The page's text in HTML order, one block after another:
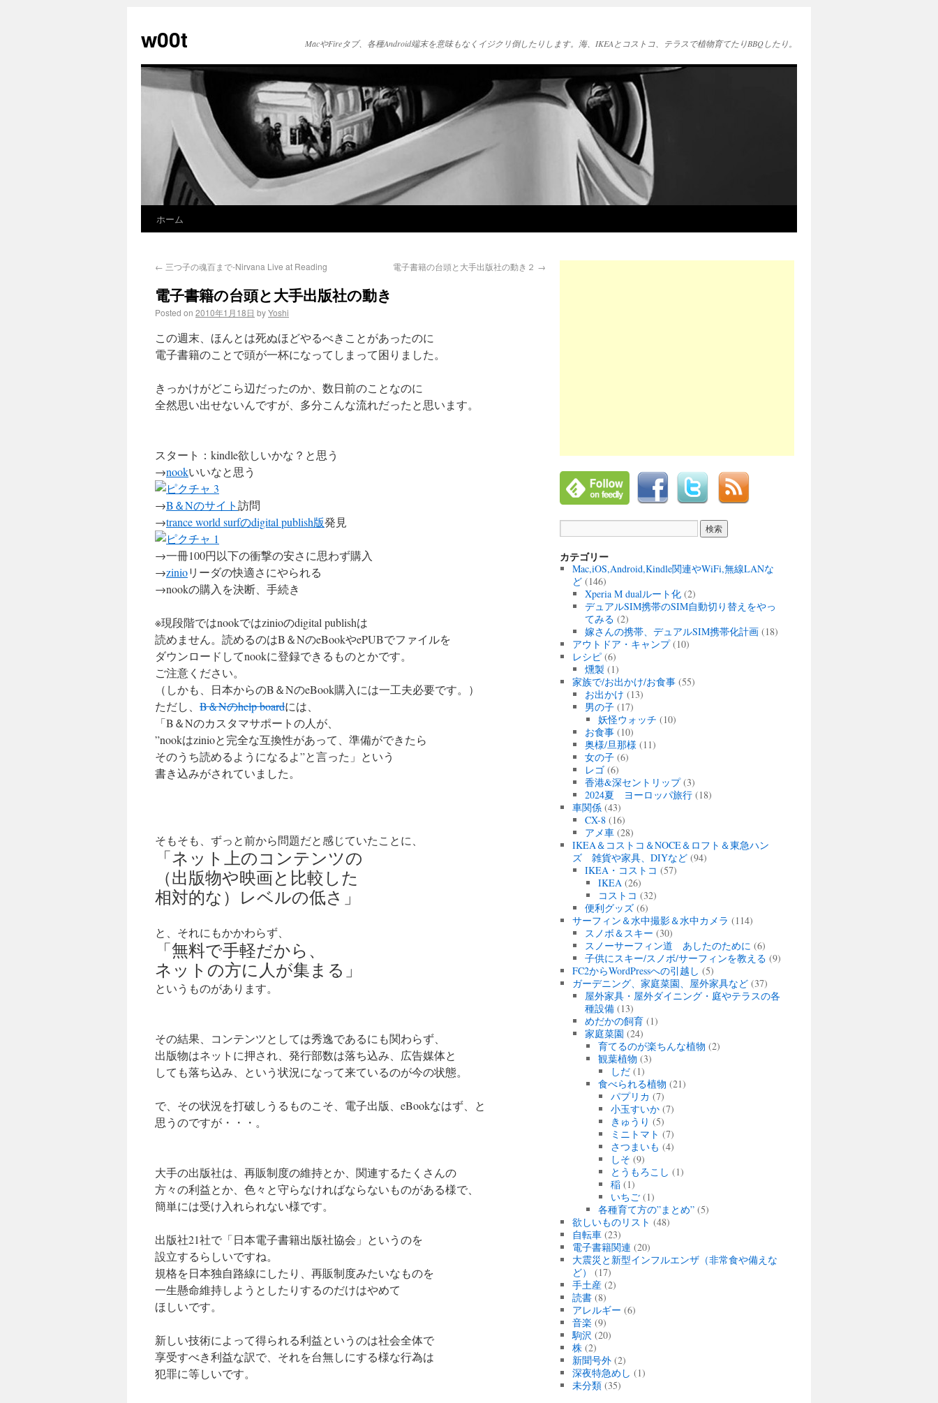
w00t MacやFireタブ、各種Android端末を意味もなくイジクリ倒したりします。海、IKEAとコストコ、テラスで植物育てたりBBQしたり。
ホーム
← 三つ子の魂百まで-Nirvana Live at Reading 電子書籍の台頭と大手出版社の動き２ →
電子書籍の台頭と大手出版社の動き
Posted on 2010年1月18日 byYoshi
この週末、ほんとは死ぬほどやるべきことがあったのに
電子書籍のことで頭が一杯になってしまって困りました。
きっかけがどこら辺だったのか、数日前のことなのに
全然思い出せないんですが、多分こんな流れだったと思います。
スタート：kindle欲しいかな？と思う
→nookいいなと思う
→B＆Nのサイト訪問
→trance world surfのdigital publish版発見
→一冊100円以下の衝撃の安さに思わず購入
→zinioリーダの快適さにやられる
→nookの購入を決断、手続き
※現段階ではnookではzinioのdigital publishは
読めません。読めるのはB＆NのeBookやePUBでファイルを
ダウンロードしてnookに登録できるものとかです。
ご注意ください。
（しかも、日本からのB＆NのeBook購入には一工夫必要です。）
ただし、 B＆Nのhelp boardには、
「B＆Nのカスタマサポートの人が、
”nookはzinioと完全な互換性があって、準備ができたら
そのうち読めるようになるよ”と言った」という
書き込みがされていました。
そもそも、ずっと前から問題だと感じていたことに、
「ネット上のコンテンツの
（出版物や映画と比較した
相対的な）レベルの低さ」
と、それにもかかわらず、
「無料で手軽だから、
ネットの方に人が集まる」
というものがあります。
その結果、コンテンツとしては秀逸であるにも関わらず、
出版物はネットに押され、発行部数は落ち込み、広告媒体と
しても落ち込み、という状況になって来ているのが今の状態。
で、その状況を打破しうるものこそ、電子出版、eBookなはず、と
思うのですが・・・。
大手の出版社は、再販制度の維持とか、関連するたくさんの
方々の利益とか、色々と守らなければならないものがある様で、
簡単には受け入れられない様です。
出版社21社で「日本電子書籍出版社協会」というのを
設立するらしいですね。
規格を日本独自路線にしたり、再販制度みたいなものを
一生懸命維持しようとしたりするのだけはやめて
ほしいです。
新しい技術によって得られる利益というのは社会全体で
享受すべき利益な訳で、それを台無しにする様な行為は
犯罪に等しいです。
カテゴリー
Mac,iOS,Android,Kindle関連やWiFi,無線LANな
ど (146)
Xperia M dualルート化 (2)
デュアルSIM携帯のSIM自動切り替えをやっ
てみる (2)
嫁さんの携帯、デュアルSIM携帯化計画 (18)
アウトドア・キャンプ(10)
レシピ (6)
燻製 (1)
家族で/お出かけ/お食事 (55)
お出かけ (13)
男の子 (17)
妖怪ウォッチ (10)
お食事 (10)
奥様/旦那様 (11)
女の子 (6)
レゴ (6)
香港&深セントリップ(3)
2024夏 ヨーロッパ旅行 (18)
車関係 (43)
CX-8 (16)
アメ車 (28)
IKEA＆コストコ＆NOCE＆ロフト＆東急ハン
ズ 雑貨や家具、DIYなど (94)
IKEA・コストコ (57)
IKEA(26)
コストコ (32)
便利グッズ (6)
サーフィン＆水中撮影＆水中カメラ (114)
スノボ＆スキー (30)
スノーサーフィン道 あしたのために (6)
子供にスキー/スノボ/サーフィンを教える (9)
FC2からWordPressへの引越し (5)
ガーデニング、家庭菜園、屋外家具など (37)
屋外家具・屋外ダイニング・庭やテラスの各
種設備 (13)
めだかの飼育 (1)
家庭菜園 (24)
育てるのが楽ちんな植物 (2)
観葉植物 (3)
しだ(1)
食べられる植物 (21)
パプリカ (7)
小玉すいか(7)
きゅうり (5)
ミニトマト (7)
さつまいも (4)
しそ (9)
とうもろこし (1)
稲(1)
いちご(1)
各種育て方の”まとめ”(5)
欲しいものリスト (48)
自転車 (23)
電子書籍関連 (20)
大震災と新型インフルエンザ（非常食や備えな
ど）
(17)
手土産 (2)
読書 (8)
アレルギー (6)
音楽 (9)
駒沢 (20)
株 (2)
新聞号外 (2)
深夜特急めし (1)
未分類 (35)